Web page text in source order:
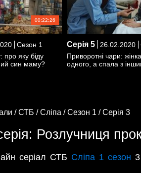
00:22:26
Сезон 1
про яку біду
син маму?
Серія 5 26.02.2020
Приворотні чари:
одного, а спала з
/СТБ /Сліпа /Сезон 1 /Серія 3
Розлучниця
серіал СТБ Сліпа 1 сезон